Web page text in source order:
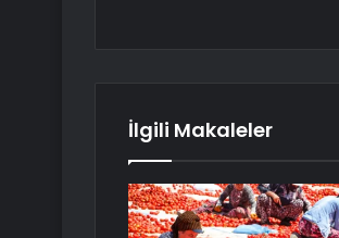
İlgili Makaleler